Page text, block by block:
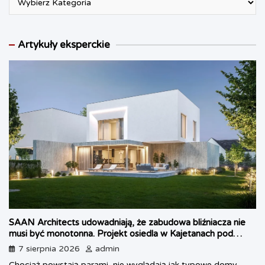
Artykuły eksperckie
SAAN Architects udowadniają, że zabudowa bliźniacza nie
musi być monotonna. Projekt osiedla w Kajetanach pod
Warszawą
7 sierpnia 2026
admin